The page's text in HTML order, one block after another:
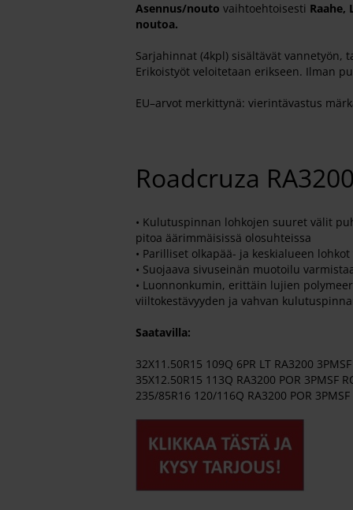
Asennus/nouto vaihtoehtoisesti Raahe,
noutoa.
Sarjahinnat (4kpl) sisältävät
Erikoistyöt veloitetaan erikseen. Ilman
EU–arvot merkittynä: vierintävastus
Roadcruza
• Kulutuspinnan lohkojen suuret välit
pitoa äärimmäisissä olosuhteissa
• Parilliset olkapää- ja keskialueen
• Suojaava sivuseinän muotoilu
• Luonnonkumin, erittäin lujien
viiltokestävyyden ja vahvan
Saatavilla:
32X11.50R15 109Q 6PR LT RA3200
35X12.50R15 113Q RA3200 POR 3PMSF
235/85R16 120/116Q RA3200 POR 3PMSF